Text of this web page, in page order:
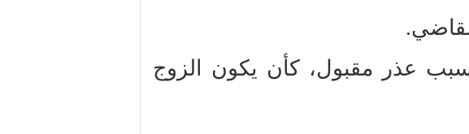
بسبب عذر مقبول، كأن يكون الزوج